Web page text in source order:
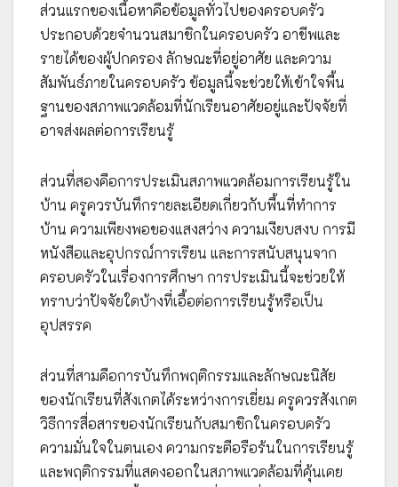
ส่วนแรกของเนื้อหาคือข้อมูลทั่วไปของครอบครัว
ประกอบด้วยจำนวนสมาชิกในครอบครัว อาชีพและ
รายได้ของผู้ปกครอง ลักษณะที่อยู่อาศัย และความ
สัมพันธ์ภายในครอบครัว ข้อมูลนี้จะช่วยให้เข้าใจพื้น
ฐานของสภาพแวดล้อมที่นักเรียนอาศัยอยู่และปัจจัยที่
อาจส่งผลต่อการเรียนรู้
ส่วนที่สองคือการประเมินสภาพแวดล้อมการเรียนรู้ใน
บ้าน ครูควรบันทึกรายละเอียดเกี่ยวกับพื้นที่ทำการ
บ้าน ความเพียงพอของแสงสว่าง ความเงียบสงบ การมี
หนังสือและอุปกรณ์การเรียน และการสนับสนุนจาก
ครอบครัวในเรื่องการศึกษา การประเมินนี้จะช่วยให้
ทราบว่าปัจจัยใดบ้างที่เอื้อต่อการเรียนรู้หรือเป็น
อุปสรรค
ส่วนที่สามคือการบันทึกพฤติกรรมและลักษณะนิสัย
ของนักเรียนที่สังเกตได้ระหว่างการเยี่ยม ครูควรสังเกต
วิธีการสื่อสารของนักเรียนกับสมาชิกในครอบครัว
ความมั่นใจในตนเอง ความกระตือรือร้นในการเรียนรู้
และพฤติกรรมที่แสดงออกในสภาพแวดล้อมที่คุ้นเคย